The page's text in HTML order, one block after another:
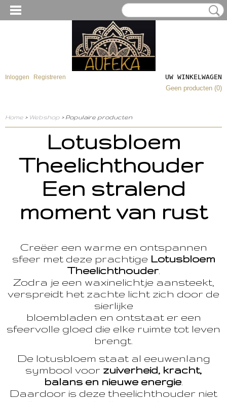
Inloggen Registreren
UW WINKELWAGEN
Geen producten (0)
Home > Webshop > Populaire producten
Lotusbloem
Theelichthouder
Een stralend
moment van rust
Creëer een warme en ontspannen
sfeer met deze prachtige Lotusbloem
Theelichthouder.
Zodra je een waxinelichtje aansteekt,
verspreidt het zachte licht zich door de
sierlijke
bloembladen en ontstaat er een
sfeervolle gloed die elke ruimte tot leven
brengt.
De lotusbloem staat al eeuwenlang
symbool voor zuiverheid, kracht,
balans en nieuwe energie
Daardoor is deze theelichthouder niet